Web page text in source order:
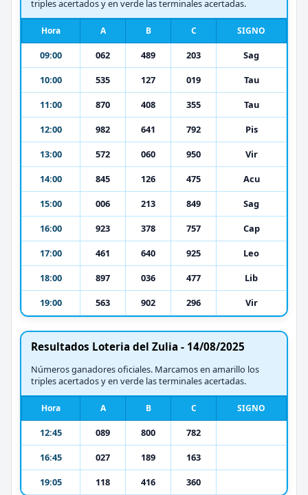
triples acertados y en verde las terminales acertadas.
Hora A B C SIGNO
09:00 062 489 203
Sag
10:00
535 127 019
Tau
11:00
870 408 355
Tau
12:00
982 641 792
Pis
13:00
572 060 950
Vir
14:00
845 126 475
Acu
15:00
006 213 849
Sag
16:00
923 378 757
Cap
17:00
461 640 925
Leo
18:00
897 036 477
Lib
19:00
563 902 296 Vir
Resultados Loteria del Zulia - 14/08/2025
Números ganadores oficiales. Marcamos en amarillo los
triples acertados y en verde las terminales acertadas.
Hora A B C SIGNO
12:45 089 800
782
16:45
027 189
163
19:05
118 416 360